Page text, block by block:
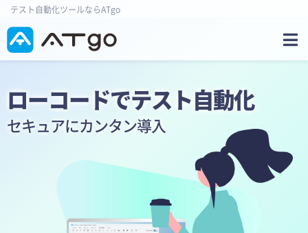
テスト自動化ツールならATgo
ローコードでテスト自動化
セキュアにカンタン導入